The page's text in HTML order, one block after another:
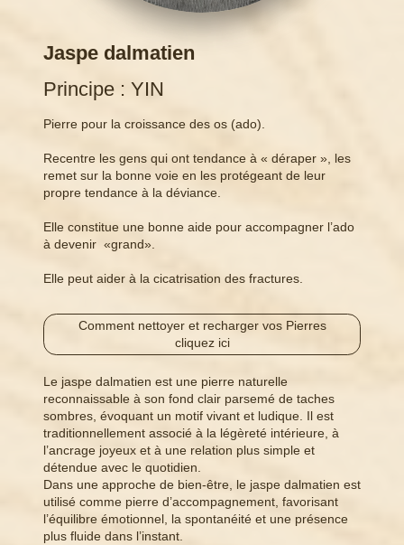
Jaspe dalmatien
Principe : YIN
Pierre pour la croissance des os (ado).
Recentre les gens qui ont tendance à « déraper », les
remet sur la bonne voie en les protégeant de leur
propre tendance à la déviance.
Elle constitue une bonne aide pour accompagner l’ado
à devenir «grand».
Elle peut aider à la cicatrisation des fractures.
Comment nettoyer et recharger vos Pierres
cliquez ici
Le jaspe dalmatien est une pierre naturelle
reconnaissable à son fond clair parsemé de taches
sombres, évoquant un motif vivant et ludique. Il est
traditionnellement associé à la légèreté intérieure, à
l’ancrage joyeux et à une relation plus simple et
détendue avec le quotidien.
Dans une approche de bien-être, le jaspe dalmatien est
utilisé comme pierre d’accompagnement, favorisant
l’équilibre émotionnel, la spontanéité et une présence
plus fluide dans l’instant.